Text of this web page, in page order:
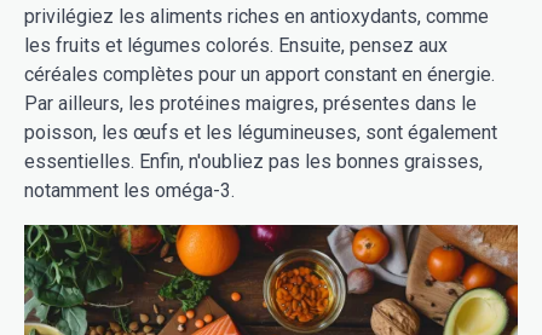
privilégiez les aliments riches en antioxydants, comme
les fruits et légumes colorés. Ensuite, pensez aux
céréales complètes pour un apport constant en énergie.
Par ailleurs, les protéines maigres, présentes dans le
poisson, les œufs et les légumineuses, sont également
essentielles. Enfin, n'oubliez pas les bonnes graisses,
notamment les oméga-3.